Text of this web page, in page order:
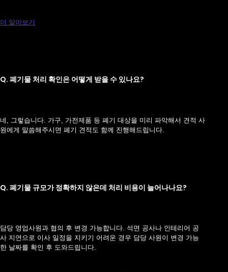
더 알아보기
Q. 폐기물 처리 확인은 어떻게 받을 수 있나요?
네, 그렇습니다. 가구, 가전제품 등 폐기 대상을 미리 파악해서 견적 사
원에게 말씀해주시면 폐기 견적도 함께 진행해드립니다.
Q. 폐기물 규모가 정확하지 않은데 처리 비용이 늘어나나요?
담당 영업사원과 협의 후 변경 가능합니다. 석면 공사나 인테리어 공
사 지연으로 이사 일정을 지키기 어려운 경우 담당 사원이 변경 가능
한 날짜를 확인 후 도와드립니다.